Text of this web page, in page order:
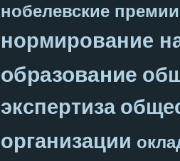
нобелевские премии
нормирование
образование
экспертиза
организации